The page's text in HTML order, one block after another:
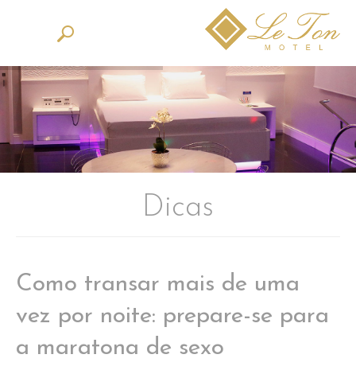
Dicas
Como transar mais de uma
vez por noite: prepare-se para
a maratona de sexo